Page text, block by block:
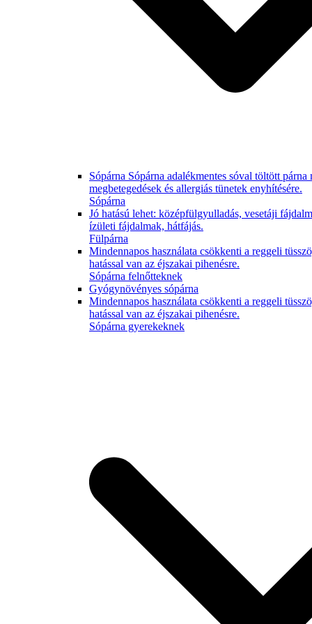
Sópárna Sópárna adalékmentes sóval töltött
megbetegedések és allergiás tünetek enyhítésére.
Sópárna
Jó hatású lehet: középfülgyulladás, vesetáji
ízületi fájdalmak, hátfájás.
Fülpárna
Mindennapos használata csökkenti a reggeli
hatással van az éjszakai pihenésre.
Sópárna felnőtteknek
Gyógynövényes sópárna
Mindennapos használata csökkenti a reggeli
hatással van az éjszakai pihenésre.
Sópárna gyerekeknek